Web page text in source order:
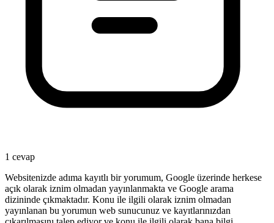
1 cevap
Websitenizde adıma kayıtlı bir yorumum, Google üzerinde herkese
açık olarak iznim olmadan yayınlanmakta ve Google arama
dizininde çıkmaktadır. Konu ile ilgili olarak iznim olmadan
yayınlanan bu yorumun web sunucunuz ve kayıtlarınızdan